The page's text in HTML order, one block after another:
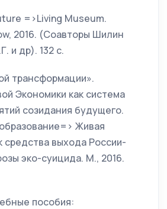
=>Living Museum.
2016. (Соавторы Шилин
и др). 132 с.
трансформации».
Экономики как система
созидания будущего.
Живая
средства выхода России-
эко-суицида. М., 2016.
пособия: